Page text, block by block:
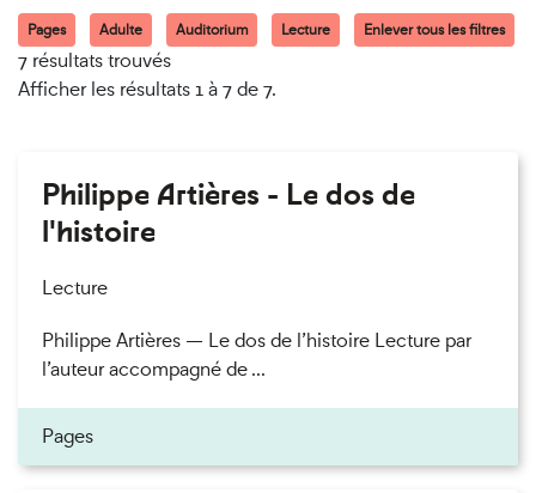
Pages Adulte Auditorium Lecture Enlever tous les filtres
7 résultats trouvés
Afficher les résultats 1 à 7 de 7.
Philippe Artières - Le dos de
l'histoire
Lecture
Philippe Artières — Le dos de l’histoire Lecture par
l’auteur accompagné de ...
Pages